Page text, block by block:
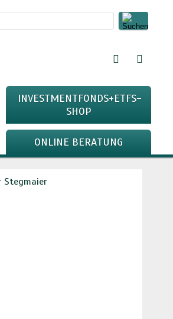
INVESTMENTFONDS+ETFS-
SHOP
ONLINE BERATUNG